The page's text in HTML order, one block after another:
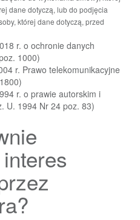
dane dotyczą, lub do podjęcia
której dane dotyczą, przed
r. o ochronie danych
1000)
r. Prawo telekomunikacyjne
r. o prawie autorskim i
U. 1994 Nr 24 poz. 83)